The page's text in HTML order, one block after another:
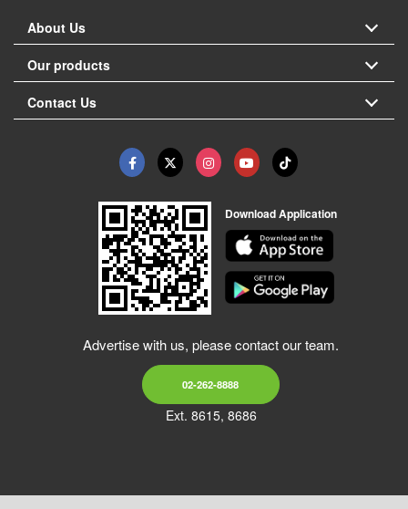
About Us
Our products
Contact Us
Download Application
Advertise with us, please contact our team.
02-262-8888
Ext. 8615, 8686